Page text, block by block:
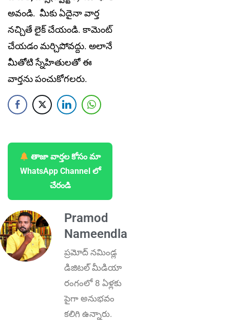
అవండి. మీకు ఏదైనా వార్త
నచ్చితే లైక్ చేయండి. కామెంట్
చేయడం మర్చిపోవద్దు. అలానే
మీతోటి స్నేహితులతో ఈ
వార్తను పంచుకోగలరు.
తాజా వార్తల కోసం మా
WhatsApp Channel లో
చేరండి
Pramod
Nameendla
ప్ర‌మోద్ న‌మిండ్ల‌
డిజిట‌ల్ మీడియా
రంగంలో 8 ఏళ్లకు
పైగా అనుభ‌వం
కలిగి ఉన్నారు.